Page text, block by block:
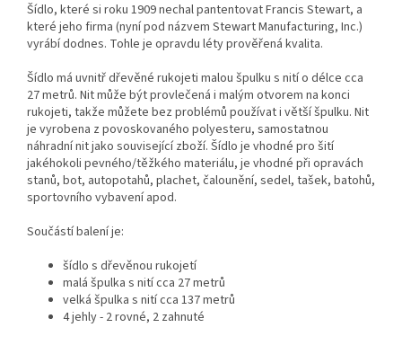
Šídlo, které si roku 1909 nechal pantentovat Francis Stewart, a
které jeho firma (nyní pod názvem Stewart Manufacturing, Inc.)
vyrábí dodnes. Tohle je opravdu léty prověřená kvalita.
Šídlo má uvnitř dřevěné rukojeti malou špulku s nití o délce cca
27 metrů. Nit může být provlečená i malým otvorem na konci
rukojeti, takže můžete bez problémů používat i větší špulku. Nit
je vyrobena z povoskovaného polyesteru, samostatnou
náhradní nit jako související zboží. Šídlo je vhodné pro šití
jakéhokoli pevného/těžkého materiálu, je vhodné při opravách
stanů, bot, autopotahů, plachet, čalounění, sedel, tašek, batohů,
sportovního vybavení apod.
Součástí balení je:
šídlo s dřevěnou rukojetí
malá špulka s nití cca 27 metrů
velká špulka s nití cca 137 metrů
4 jehly - 2 rovné, 2 zahnuté